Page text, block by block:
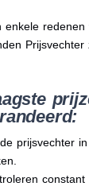
enkele
prijsvechter